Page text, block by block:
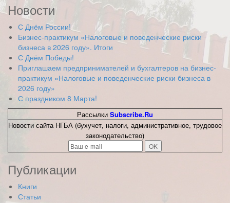
Новости
С Днём России!
Бизнес-практикум «Налоговые и поведенческие риски
бизнеса в 2026 году». Итоги
С Днём Победы!
Приглашаем предпринимателей и бухгалтеров на бизнес-
практикум «Налоговые и поведенческие риски бизнеса в
2026 году»
С праздником 8 Марта!
Рассылки Subscribe.Ru
Новости сайта НГБА (бухучет, налоги, административное, трудовое
законодательство)
Публикации
Книги
Статьи